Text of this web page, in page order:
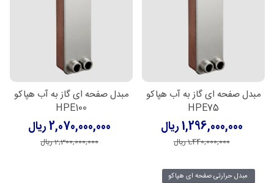
مبدل صفحه ای گاز به آب هپاکو
HPE75
1,296,000,000 ریال
1,440,000,000 ریال
مبدل صفحه ای گاز به آب هپاکو
HPE100
2,070,000,000 ریال
2,300,000,000 ریال
مبدل حرارتی صفحه ای هپاکو